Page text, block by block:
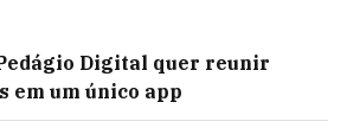
Digital quer reunir
em um único app